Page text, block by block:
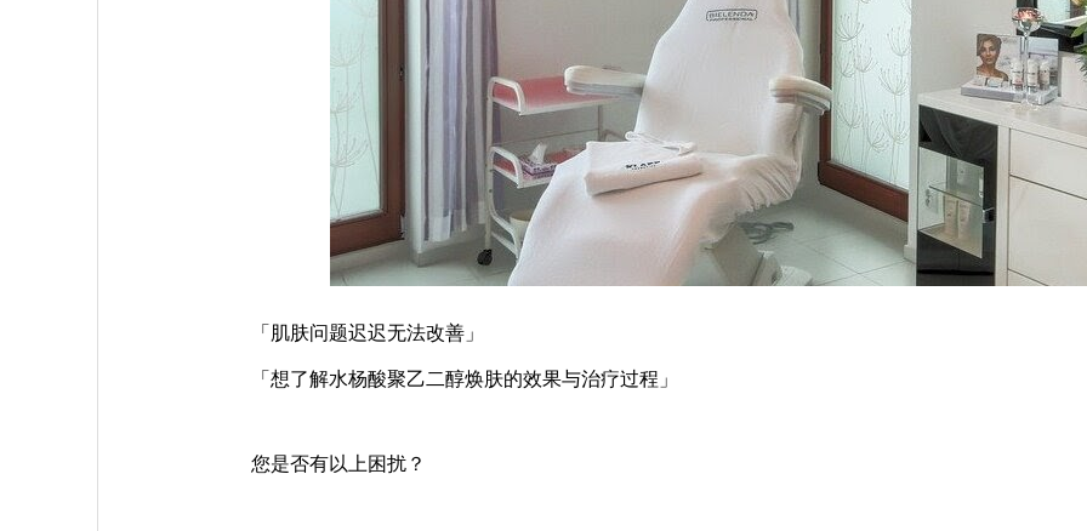
「肌肤问题迟迟无法改善」
「想了解水杨酸聚乙二醇焕肤的效果与治疗过程」
您是否有以上困扰？